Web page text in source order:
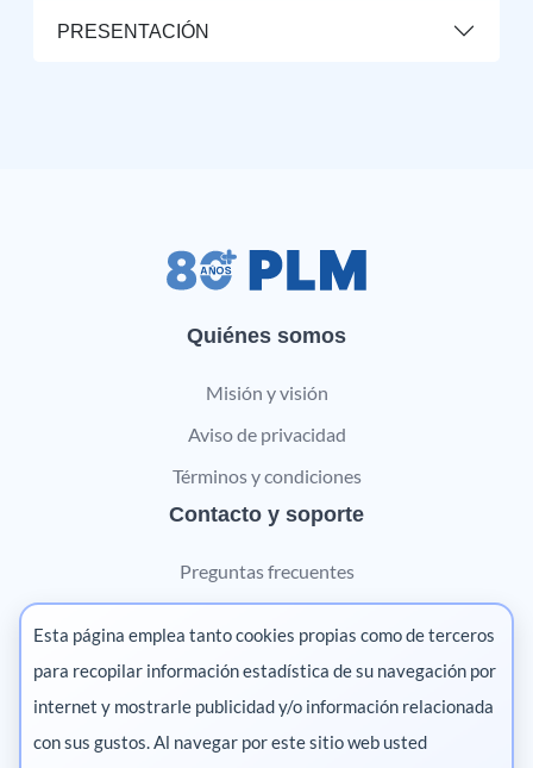
PRESENTACIÓN
Quiénes somos
Misión y visión
Aviso de privacidad
Términos y condiciones
Contacto y soporte
Preguntas frecuentes
Contáctanos
Marketing digital
Pharma
Esta página emplea tanto cookies propias como de terceros
para recopilar información estadística de su navegación por
internet y mostrarle publicidad y/o información relacionada
con sus gustos. Al navegar por este sitio web usted